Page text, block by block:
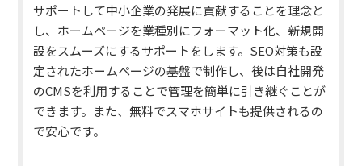
サポートして中小企業の発展に貢献することを理念と
し、 ホームページを業種別にフォーマット化、新規開
設をスムーズにするサポートをします。SEO対策も設
定されたホームページの基盤で制作し、後は自社開発
のCMSを利用することで管理を簡単に引き継ぐことが
できます。また、無料でスマホサイトも提供されるの
で安心です。